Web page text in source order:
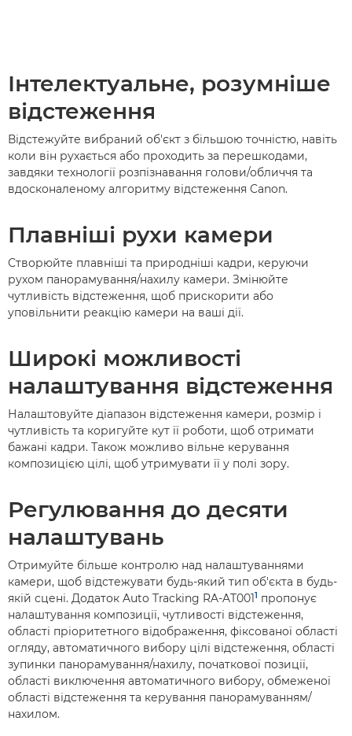
Інтелектуальне, розумніше
відстеження
Відстежуйте вибраний об'єкт з більшою точністю, навіть
коли він рухається або проходить за перешкодами,
завдяки технології розпізнавання голови/обличчя та
вдосконаленому алгоритму відстеження Canon.
Плавніші рухи камери
Створюйте плавніші та природніші кадри, керуючи
рухом панорамування/нахилу камери. Змінюйте
чутливість відстеження, щоб прискорити або
уповільнити реакцію камери на ваші дії.
Широкі можливості
налаштування відстеження
Налаштовуйте діапазон відстеження камери, розмір і
чутливість та коригуйте кут її роботи, щоб отримати
бажані кадри. Також можливо вільне керування
композицією цілі, щоб утримувати її у полі зору.
Регулювання до десяти
налаштувань
Отримуйте більше контролю над налаштуваннями
камери, щоб відстежувати будь-який тип об'єкта в будь-
якій сцені. Додаток Auto Tracking RA-AT0011 пропонує
налаштування композиції, чутливості відстеження,
області пріоритетного відображення, фіксованої області
огляду, автоматичного вибору цілі відстеження, області
зупинки панорамування/нахилу, початкової позиції,
області виключення автоматичного вибору, обмеженої
області відстеження та керування панорамуванням/
нахилом.